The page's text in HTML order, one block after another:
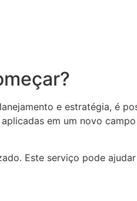
e estratégia, é
em um novo
Este serviço pode